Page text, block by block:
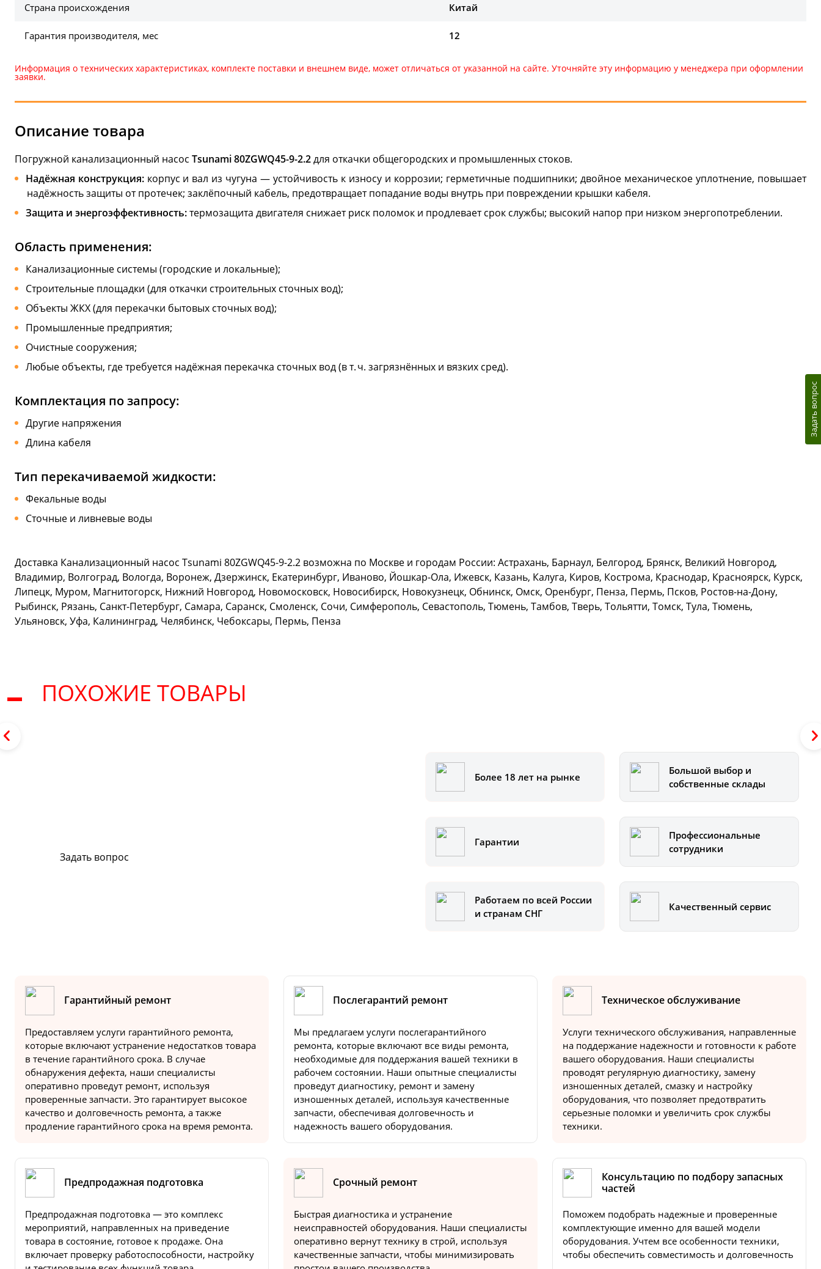
Страна происхождения Китай
Гарантия производителя, мес 12
Информация о технических характеристиках, комплекте поставки и внешнем виде, может отличаться от указанной на сайте. Уточняйте эту информацию у менеджера при оформлении
заявки.
Описание товара
Погружной канализационный насос Tsunami 80ZGWQ45-9-2.2для откачки общегородских и промышленных стоков.
Надёжная конструкция:корпус и вал из чугуна — устойчивость к износу и коррозии; герметичные подшипники; двойное механическое уплотнение, повышает
надёжность защиты от протечек; заклёпочный кабель, предотвращает попадание воды внутрь при повреждении крышки кабеля.
Защита и энергоэффективность:термозащита двигателя снижает риск поломок и продлевает срок службы; высокий напор при низком энергопотреблении.
Область применения:
Канализационные системы (городские и локальные);
Строительные площадки (для откачки строительных сточных вод);
Объекты ЖКХ (для перекачки бытовых сточных вод);
Промышленные предприятия;
Очистные сооружения;
Любые объекты, где требуется надёжная перекачка сточных вод (в т. ч. загрязнённых и вязких сред).
Комплектация по запросу:
Другие напряжения
Длина кабеля
Тип перекачиваемой жидкости:
Фекальные воды
Сточные и ливневые воды
Доставка Канализационный насос Tsunami 80ZGWQ45-9-2.2 возможна по Москве и городам России: Астрахань, Барнаул, Белгород, Брянск, Великий Новгород,
Владимир, Волгоград, Вологда, Воронеж, Дзержинск, Екатеринбург, Иваново, Йошкар-Ола, Ижевск, Казань, Калуга, Киров, Кострома, Краснодар, Красноярск, Курск,
Липецк, Муром, Магнитогорск, Нижний Новгород, Новомосковск, Новосибирск, Новокузнецк, Обнинск, Омск, Оренбург, Пенза, Пермь, Псков, Ростов-на-Дону,
Рыбинск, Рязань, Санкт-Петербург, Самара, Саранск, Смоленск, Сочи, Симферополь, Севастополь, Тюмень, Тамбов, Тверь, Тольятти, Томск, Тула, Тюмень,
Ульяновск, Уфа, Калининград, Челябинск, Чебоксары, Пермь, Пенза
ПОХОЖИЕ ТОВАРЫ
Задать вопрос
Более 18 лет на рынке
Большой выбор и
собственные склады
Гарантии
Профессиональные
сотрудники
Работаем по всей России
и странам СНГ
Качественный сервис
Гарантийный ремонт
Предоставляем услуги гарантийного ремонта,
которые включают устранение недостатков товара
в течение гарантийного срока. В случае
обнаружения дефекта, наши специалисты
оперативно проведут ремонт, используя
проверенные запчасти. Это гарантирует высокое
качество и долговечность ремонта, а также
продление гарантийного срока на время ремонта.
Послегарантий ремонт
Мы предлагаем услуги послегарантийного
ремонта, которые включают все виды ремонта,
необходимые для поддержания вашей техники в
рабочем состоянии. Наши опытные специалисты
проведут диагностику, ремонт и замену
изношенных деталей, используя качественные
запчасти, обеспечивая долговечность и
надежность вашего оборудования.
Техническое обслуживание
Услуги технического обслуживания, направленные
на поддержание надежности и готовности к работе
вашего оборудования. Наши специалисты
проводят регулярную диагностику, замену
изношенных деталей, смазку и настройку
оборудования, что позволяет предотвратить
серьезные поломки и увеличить срок службы
техники.
Предпродажная подготовка
Предпродажная подготовка — это комплекс
мероприятий, направленных на приведение
товара в состояние, готовое к продаже. Она
включает проверку работоспособности, настройку
Срочный ремонт
Быстрая диагностика и устранение
неисправностей оборудования. Наши специалисты
оперативно вернут технику в строй, используя
качественные запчасти, чтобы минимизировать
Консультацию по подбору запасных
частей
Поможем подобрать надежные и проверенные
комплектующие именно для вашей модели
оборудования. Учтем все особенности техники,
чтобы обеспечить совместимость и долговечность
Задать вопрос